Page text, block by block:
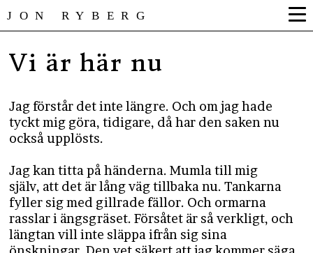
JON RYBERG
Vi är här nu
Jag förstår det inte längre. Och om jag hade
tyckt mig göra, tidigare, då har den saken nu
också upplösts.
Jag kan titta på händerna. Mumla till mig
själv, att det är lång väg tillbaka nu. Tankarna
fyller sig med gillrade fällor. Och ormarna
rasslar i ängsgräset. Försåtet är så verkligt, och
längtan vill inte släppa ifrån sig sina